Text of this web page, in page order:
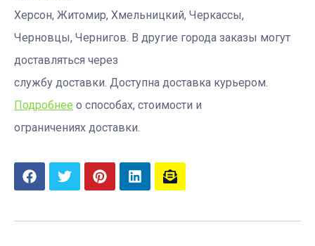
Херсон, Житомир, Хмельницкий, Черкассы,
Черновцы, Чернигов. В другие города заказы могут
доставляться через
службу доставки. Доступна доставка курьером.
Подробнее о способах, стоимости и
ограничениях доставки.